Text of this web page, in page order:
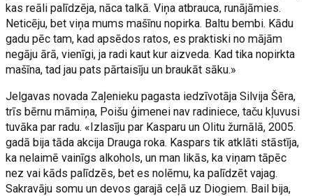
kas reāli palīdzēja, nāca talkā. Viņa atbrauca, runājāmies.
Neticēju, bet viņa mums mašīnu nopirka. Baltu bembi. Kādu
gadu pēc tam, kad apsēdos ratos, es praktiski no mājām
negāju ārā, vienīgi, ja radi kaut kur aizveda. Kad tika nopirkta
mašīna, tad jau pats pārtaisīju un braukāt sāku.»
Jelgavas novada Zaļenieku pagasta iedzīvotāja Silvija Šēra,
trīs bērnu māmiņa, Poišu ģimenei nav radiniece, taču kļuvusi
tuvāka par radu. «Izlasīju par Kasparu un Olitu žurnālā, 2005.
gadā bija tāda akcija Drauga roka. Kaspars tik atklāti stāstīja,
ka nelaimē vainīgs alkohols, un man likās, ka viņam tāpēc
nez vai kāds palīdzēs, bet es nolēmu, ka palīdzēt vajag.
Sakravāju somu un devos garajā ceļā uz Diogiem. Bail bija,